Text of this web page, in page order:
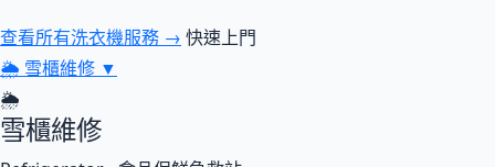
查看所有洗衣機服務 → 快速上門
🌦 雪櫃維修 ▼
🌦
雪櫃維修